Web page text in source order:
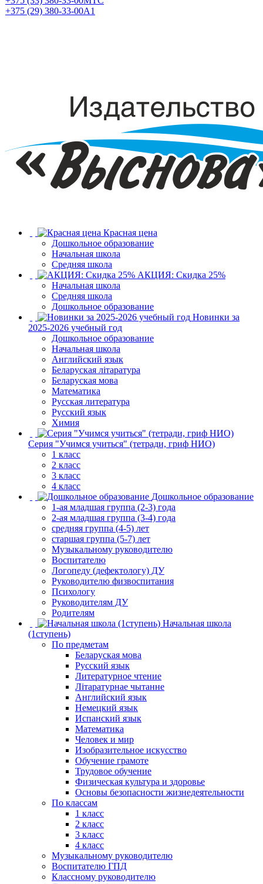
+375 (29) 380-33-00А1
Красная цена
Дошкольное образование
Начальная школа
Средняя школа
АКЦИЯ: Скидка 25%
Начальная школа
Средняя школа
Дошкольное образование
Новинки за
2025-2026 учебный год
Дошкольное образование
Начальная школа
Английский язык
Беларуская літаратура
Беларуская мова
Математика
Русская литература
Русский язык
Химия
Серия "Учимся учиться" (тетради, гриф НИО)
1 класс
2 класс
3 класс
4 класс
Дошкольное образование
1-ая младшая группа (2-3) года
2-ая младшая группа (3-4) года
средняя группа (4-5) лет
старшая группа (5-7) лет
Музыкальному руководителю
Воспитателю
Логопеду (дефектологу) ДУ
Руководителю физвоспитания
Психологу
Руководителям ДУ
Родителям
Начальная школа
(1ступень)
По предметам
Беларуская мова
Русский язык
Литературное чтение
Літаратурнае чытанне
Английский язык
Немецкий язык
Испанский язык
Математика
Человек и мир
Изобразительное искусство
Обучение грамоте
Трудовое обучение
Физическая культура и здоровье
Основы безопасности жизнедеятельности
По классам
1 класс
2 класс
3 класс
4 класс
Музыкальному руководителю
Воспитателю ГПД
Классному руководителю